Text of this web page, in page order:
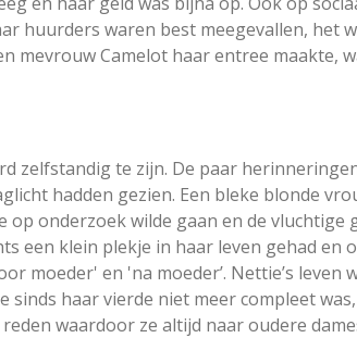
huurders waren best meegevallen, het
mevrouw Camelot haar entree maakte,
zelfstandig te zijn. De paar
hadden gezien. Een bleke blonde
onderzoek wilde gaan en de vluchtige
een klein plekje in haar leven gehad en
moeder' en 'na moeder’. Nettie’s leven
haar vierde niet meer compleet
waardoor ze altijd naar oudere